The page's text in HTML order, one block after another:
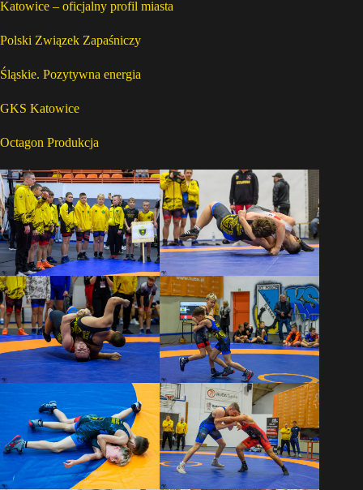
Katowice – oficjalny profil miasta
Polski Związek Zapaśniczy
Śląskie. Pozytywna energia
GKS Katowice
Octagon Produkcja